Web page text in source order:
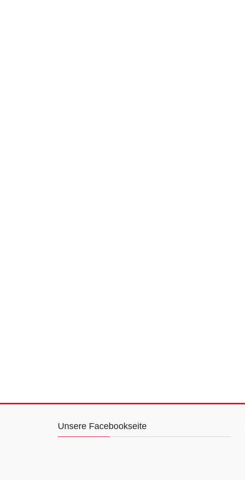
Unsere Facebookseite